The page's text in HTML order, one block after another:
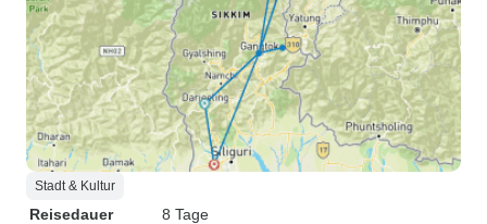
Stadt & Kultur
Reisedauer
8 Tage